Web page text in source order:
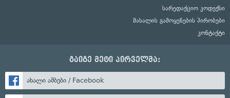
სარედაქციო კოდექსი
მასალის გამოყენების პირობები
კონტაქტი
გაიგე მეტი პირველმა:
ახალი ამბები / Facebook